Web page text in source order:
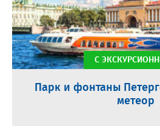
Парк и фонтаны
метеор
С